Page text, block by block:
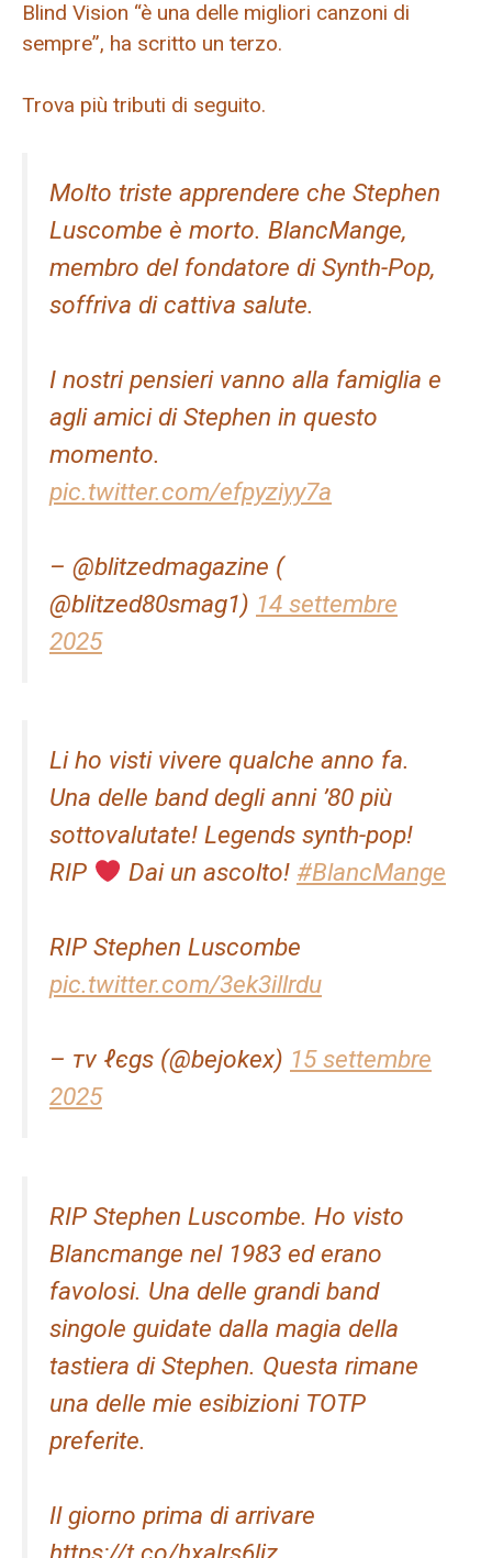
Blind Vision “è una delle migliori canzoni di
sempre”, ha scritto un terzo.
Trova più tributi di seguito.
Molto triste apprendere che Stephen
Luscombe è morto. BlancMange,
membro del fondatore di Synth-Pop,
soffriva di cattiva salute.
I nostri pensieri vanno alla famiglia e
agli amici di Stephen in questo
momento.
pic.twitter.com/efpyziyy7a
– @blitzedmagazine (
@blitzed80smag1) 14 settembre
2025
Li ho visti vivere qualche anno fa.
Una delle band degli anni ’80 più
sottovalutate! Legends synth-pop!
RIP
Dai un ascolto! #BlancMange
RIP Stephen Luscombe
pic.twitter.com/3ek3illrdu
– тν ℓєgs (@bejokex) 15 settembre
2025
RIP Stephen Luscombe. Ho visto
Blancmange nel 1983 ed erano
favolosi. Una delle grandi band
singole guidate dalla magia della
tastiera di Stephen. Questa rimane
una delle mie esibizioni TOTP
preferite.
Il giorno prima di arrivare